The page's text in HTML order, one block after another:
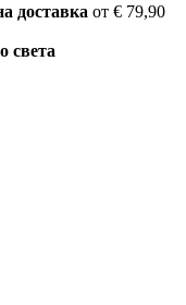
доставка от € 79,90
света